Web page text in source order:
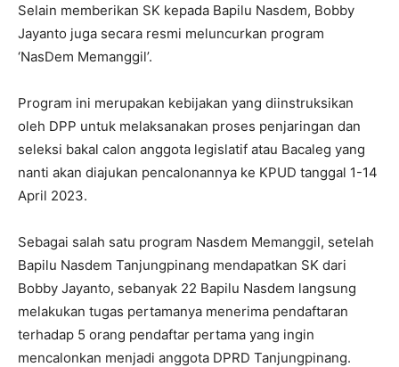
Selain memberikan SK kepada Bapilu Nasdem, Bobby
Jayanto juga secara resmi meluncurkan program
‘NasDem Memanggil’.
Program ini merupakan kebijakan yang diinstruksikan
oleh DPP untuk melaksanakan proses penjaringan dan
seleksi bakal calon anggota legislatif atau Bacaleg yang
nanti akan diajukan pencalonannya ke KPUD tanggal 1-14
April 2023.
Sebagai salah satu program Nasdem Memanggil, setelah
Bapilu Nasdem Tanjungpinang mendapatkan SK dari
Bobby Jayanto, sebanyak 22 Bapilu Nasdem langsung
melakukan tugas pertamanya menerima pendaftaran
terhadap 5 orang pendaftar pertama yang ingin
mencalonkan menjadi anggota DPRD Tanjungpinang.